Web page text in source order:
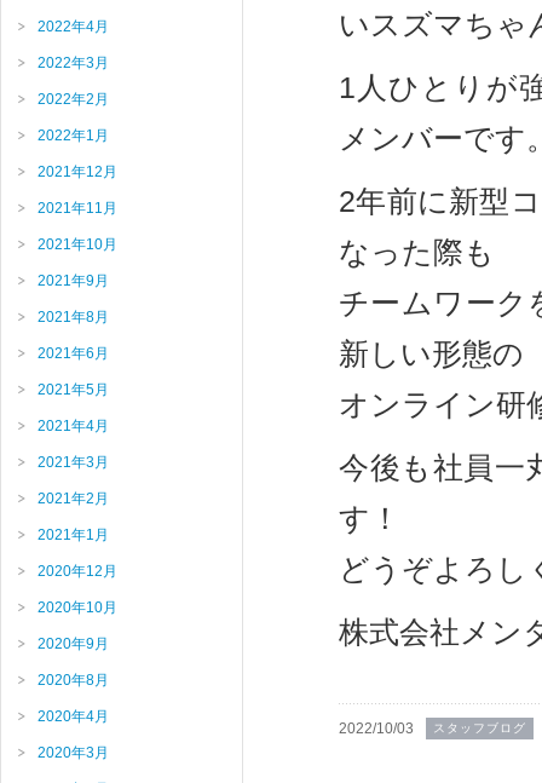
いスズマちゃ
1人ひとりが
メンバーです
2年前に新型
なった際も
チームワーク
新しい形態の
オンライン研
今後も社員一
す！
どうぞよろし
株式会社メン
2022/10/03 スタッフブログ
2022年4月
2022年3月
2022年2月
2022年1月
2021年12月
2021年11月
2021年10月
2021年9月
2021年8月
2021年6月
2021年5月
2021年4月
2021年3月
2021年2月
2021年1月
2020年12月
2020年10月
2020年9月
2020年8月
2020年4月
2020年3月